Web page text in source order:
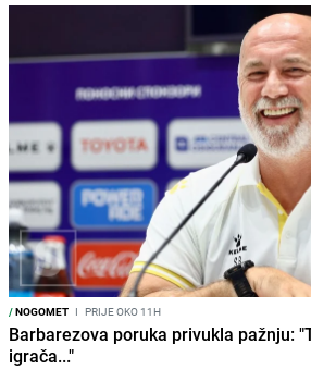
/NOGOMET I PRIJE OKO 11H
Barbarezova poruka privukla pažnju:
igrača..."